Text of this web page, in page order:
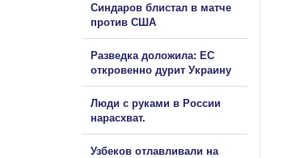
Синдаров блистал в матче
против США
Разведка доложила: ЕС
откровенно дурит Украину
Люди с руками в России
нарасхват.
Узбеков отлавливали на